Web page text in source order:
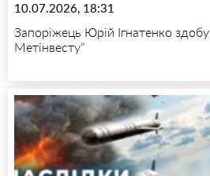
10.07.2026, 18:31
Запоріжець Юрій Ігнатенко
Метінвесту”